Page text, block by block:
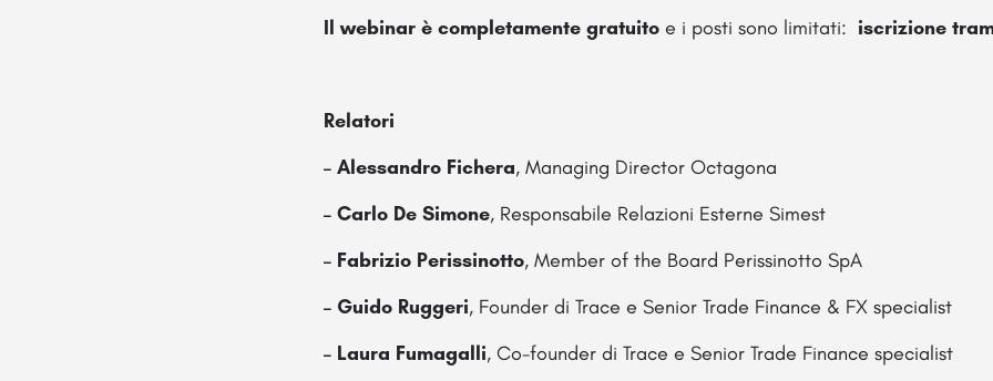
Il webinar è completamente gratuito e i posti sono limitati: iscrizione
Relatori
– Alessandro Fichera, Managing Director Octagona
– Carlo De Simone, Responsabile Relazioni Esterne Simest
– Fabrizio Perissinotto, Member of the Board Perissinotto SpA
– Guido Ruggeri, Founder di Trace e Senior Trade Finance & FX specialist
– Laura Fumagalli, Co-founder di Trace e Senior Trade Finance specialist